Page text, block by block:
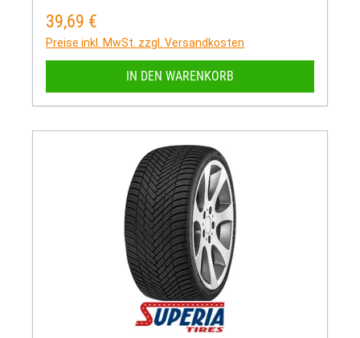
Regulärer Preis:
39,69 €
Preise inkl. MwSt. zzgl. Versandkosten
IN DEN WARENKORB